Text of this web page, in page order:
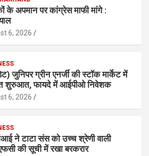
के अपमान पर कांग्रेस माफी मांगे :
6, 2026
जुनिपर ग्रीन एनर्जी की स्टॉक मार्केट में
शुरुआत, फायदे में आईपीओ निवेशक
6, 2026
ने टाटा संस को उच्च श्रेणी वाली
की सूची में रखा बरकरार